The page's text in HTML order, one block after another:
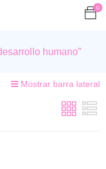
0
humano”
Mostrar barra lateral